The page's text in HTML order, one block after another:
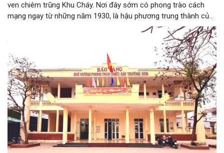
ven chiêm trũng Khu Cháy. Nơi đây sớm có phong trào cách
mạng ngay từ những năm 1930, là hậu phương trung thành của
cuộc kháng chiến chống Pháp. Trong công cuộc kháng chiến
chống Mỹ cứu nước, Hòa Xá được xem là quê hương của
phong trào động viên thanh niên lên đường “xẻ dọc Trường Sơn
đi cứu nước” và câu chuyện huyền thoại “chiếc gậy Trường
Sơn”.